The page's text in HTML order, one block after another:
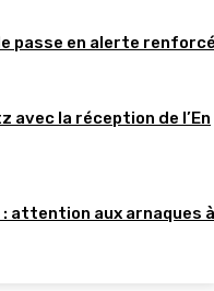
passe en alerte
avec la réception de l’En
: attention aux arnaques à